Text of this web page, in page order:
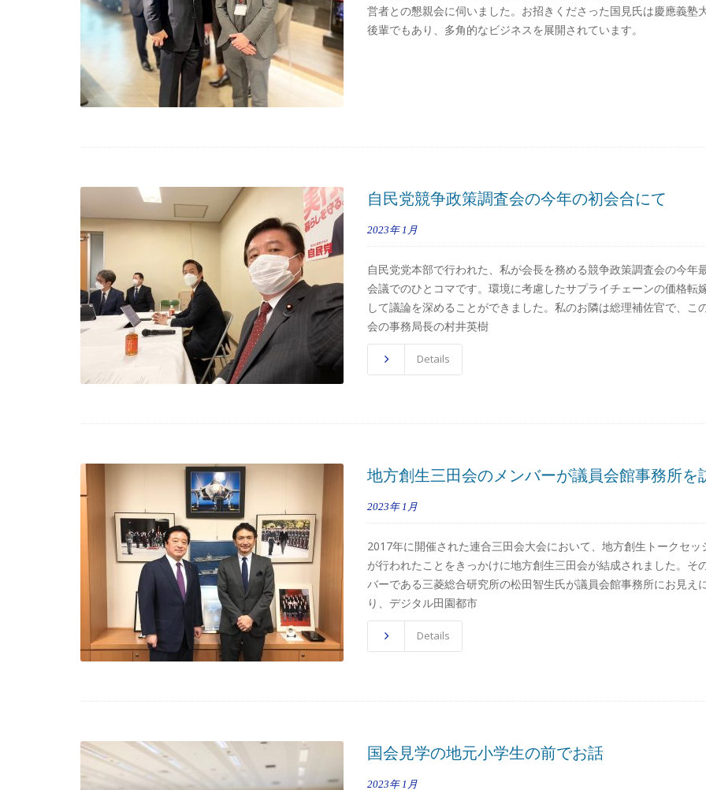
営者との懇親会に伺いました。お招きくださった国見氏は慶應義塾
後輩でもあり、多角的なビジネスを展開されています。
自民党競争政策調査会の今年の初会合にて
2023年 1月
自民党党本部で行われた、私が会長を務める競争政策調査会の今年
会議でのひとコマです。環境に考慮したサプライチェーンの価格転
して議論を深めることができました。私のお隣は総理補佐官で、こ
会の事務局長の村井英樹
Details
地方創生三田会のメンバーが議員会館事務所を
2023年 1月
2017年に開催された連合三田会大会において、地方創生トークセッ
が行われたことをきっかけに地方創生三田会が結成されました。そ
バーである三菱総合研究所の松田智生氏が議員会館事務所にお見え
り、デジタル田園都市
Details
国会見学の地元小学生の前でお話
2023年 1月